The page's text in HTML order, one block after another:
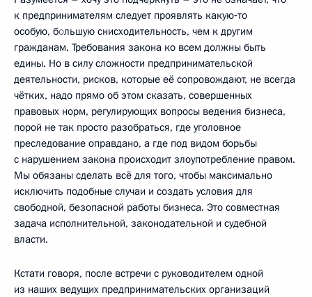
к предпринимателям следует проявлять какую‑то
особую, большую снисходительность, чем к другим
гражданам. Требования закона ко всем должны быть
едины. Но в силу сложности предпринимательской
деятельности, рисков, которые её сопровождают, не всегда
чётких, надо прямо об этом сказать, совершенных
правовых норм, регулирующих вопросы ведения бизнеса,
порой не так просто разобраться, где уголовное
преследование оправдано, а где под видом борьбы
с нарушением закона происходит злоупотребление правом.
Мы обязаны сделать всё для того, чтобы максимально
исключить подобные случаи и создать условия для
свободной, безопасной работы бизнеса. Это совместная
задача исполнительной, законодательной и судебной
власти.
Кстати говоря, после встречи с руководителем одной
из наших ведущих предпринимательских организаций